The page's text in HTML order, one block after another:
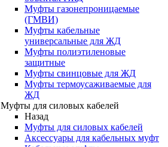
Муфты газонепроницаемые
(ГМВИ)
Муфты кабельные
универсальные для ЖД
Муфты полиэтиленовые
защитные
Муфты свинцовые для ЖД
Муфты термоусаживаемые для
ЖД
Муфты для силовых кабелей
Назад
Муфты для силовых кабелей
Аксессуары для кабельных муфт